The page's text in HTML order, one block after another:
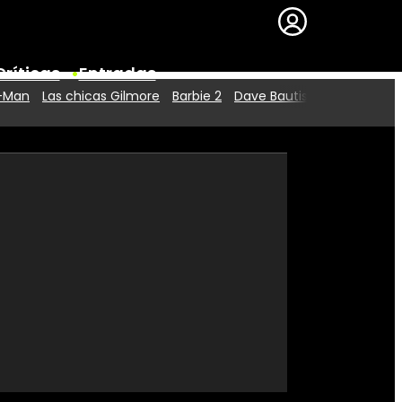
Entradas
Premios
Las chicas Gilmore Barbie 2 Dave Bautista